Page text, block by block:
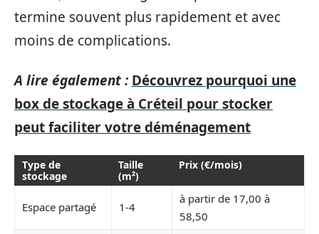
termine souvent plus rapidement et avec
moins de complications.
A lire également : Découvrez pourquoi une
box de stockage à Créteil pour stocker
peut faciliter votre déménagement
Type de
stockage
Taille
(m²)
Prix (€/mois)
Espace partagé 1-4
à partir de 17,00 à
58,50